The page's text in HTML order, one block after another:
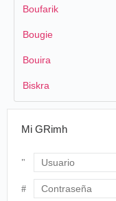
Boufarik
Bougie
Bouira
Biskra
Mi GRimh
Usuario